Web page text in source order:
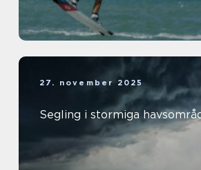
27. november 2025
Segling i stormiga